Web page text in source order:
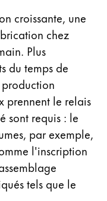
croissante, une
chez
Plus
du temps de
prennent le relais
sont requis : le
par exemple,
l'inscription
tels que le